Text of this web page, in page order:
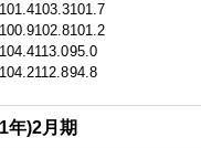
101.4103.3101.7
100.9102.8101.2
104.4113.095.0
104.2112.894.8
年)2月期